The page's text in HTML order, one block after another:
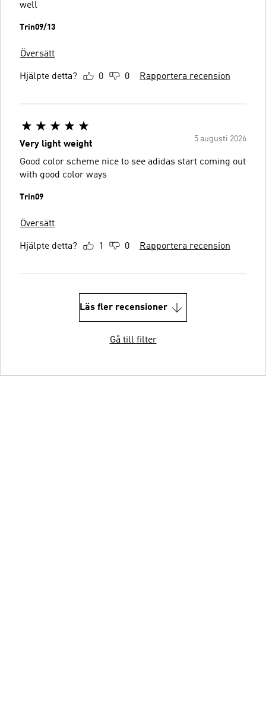
well
Trin09/13
Översätt
Hjälpte detta? 0 0 Rapportera recension
5 augusti 2026
Very light weight
Good color scheme nice to see adidas start coming out
with good color ways
Trin09
Översätt
Hjälpte detta? 1 0 Rapportera recension
Läs fler recensioner
Gå till filter